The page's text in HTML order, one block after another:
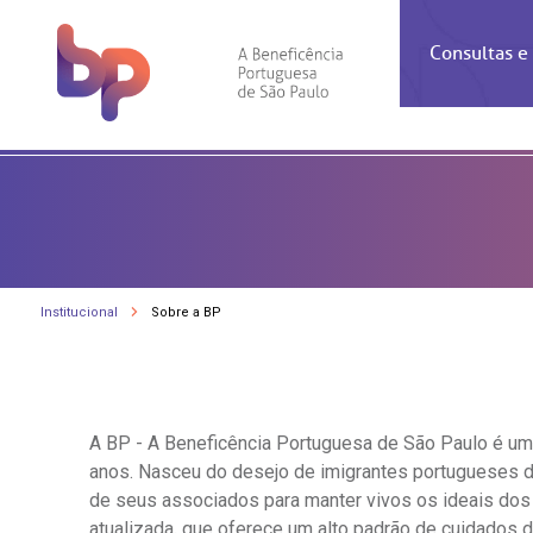
Consultas
suas
SAC:
Preparo
Ética e
Centro
Outras
Institucional Sobre a BP
A BP - A Beneficência Portuguesa de São Paulo é
anos. Nasceu do desejo de imigrantes portugueses
de seus associados para manter vivos os ideais